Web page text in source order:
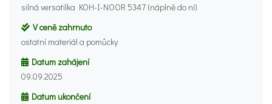
silná versatilka KOH-I-NOOR 5347 (náplně do ní)
V ceně zahrnuto
ostatní materiál a pomůcky
Datum zahájení
09.09.2025
Datum ukončení